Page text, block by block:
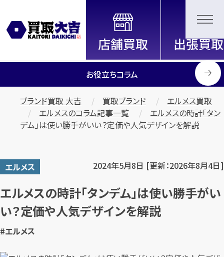
全国2200店舗以上展開中！
信頼と実績の買取専門店「買取大
吉」
お役立ちコラム
ブランド買取 大吉 買取ブランド
エルメス買取
エルメスのコラム記事一覧
エルメスの時計「タン
デム」は使い勝手がいい？定価や人気デザインを解説
エルメス 2024年5月8日 [更新：2026年8月4日]
エルメスの時計「タンデム」は使い勝手がい
い？定価や人気デザインを解説
#エルメス